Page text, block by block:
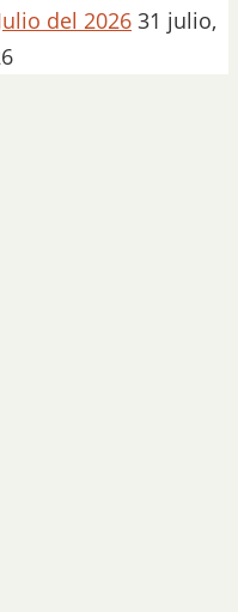
del 2026 31 julio,